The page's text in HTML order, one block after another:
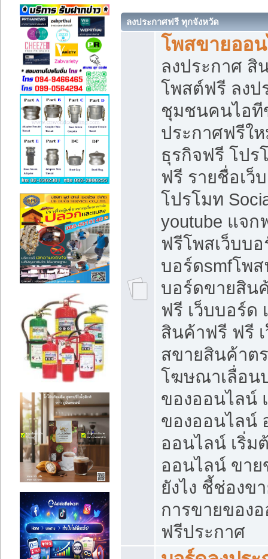
ลงประกาศฟรี ทุกจังหวัด
โพสขายออ
ลงประกาศ สิ
โพสต์ฟรี ลงป
ชุมชนคนไอที
ประกาศฟรีใ
ธุรกิจฟรี โป
ฟรี รายชื่อเว็
โปรโมท
youtube แจก
ฟรีโพสเว็บบอ
บอร์ดsmfโพ
บอร์ดขายสิน
ฟรี เว็บบอร์ด
สินค้าฟรี ฟรี
สขายสินค้าต
โฆษณาเลื่อน
ของออนไลน์
ของออนไลน์
ออนไลน์ เริ่ม
ออนไลน์ ขาย
ยังไง ชี้ช่องข
การขายของ
ฟรีประกาศ